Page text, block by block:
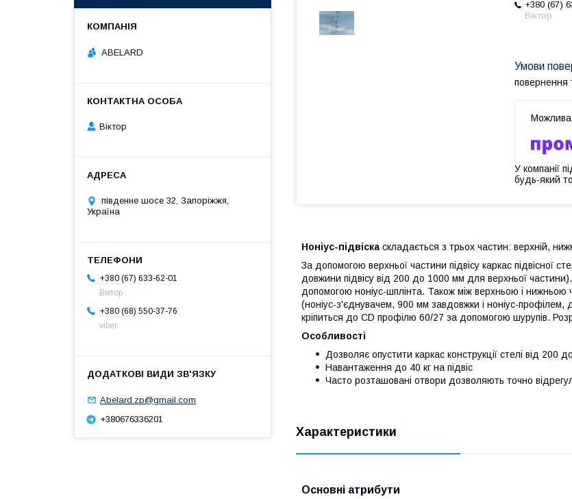
+380 (67)
Віктор
повернення
У компанії
будь-який
Ноніус-підвіска складається з трьох частин: верхній,
За допомогою верхньої частини підвісу каркас підвісної
довжини підвісу від 200 до 1000 мм для верхньої
допомогою ноніус-шплінта. Також між верхньою і
(ноніус-з'єднувачем, 900 мм завдовжки і ноніус-
кріпиться до CD профілю 60/27 за допомогою шурупів.
Особливості
Дозволяє опустити каркас конструкції стелі від 200
Навантаження до 40 кг на підвіс
Часто розташовані отвори дозволяють точно
Характеристики
Основні атрибути
ABELARD
Віктор
південне шосе 32, Запоріжжя,
Україна
+380 (67) 633-62-01
Віктор
+380 (68) 550-37-76
viber
Abelard.zp@gmail.com
+380676336201